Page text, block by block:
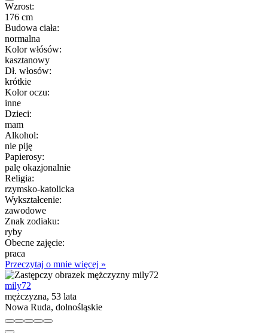
Wzrost:
176 cm
Budowa ciała:
normalna
Kolor włósów:
kasztanowy
Dł. włosów:
krótkie
Kolor oczu:
inne
Dzieci:
mam
Alkohol:
nie piję
Papierosy:
palę okazjonalnie
Religia:
rzymsko-katolicka
Wykształcenie:
zawodowe
Znak zodiaku:
ryby
Obecne zajęcie:
praca
Przeczytaj o mnie więcej »
mily72
mężczyzna, 53 lata
Nowa Ruda, dolnośląskie